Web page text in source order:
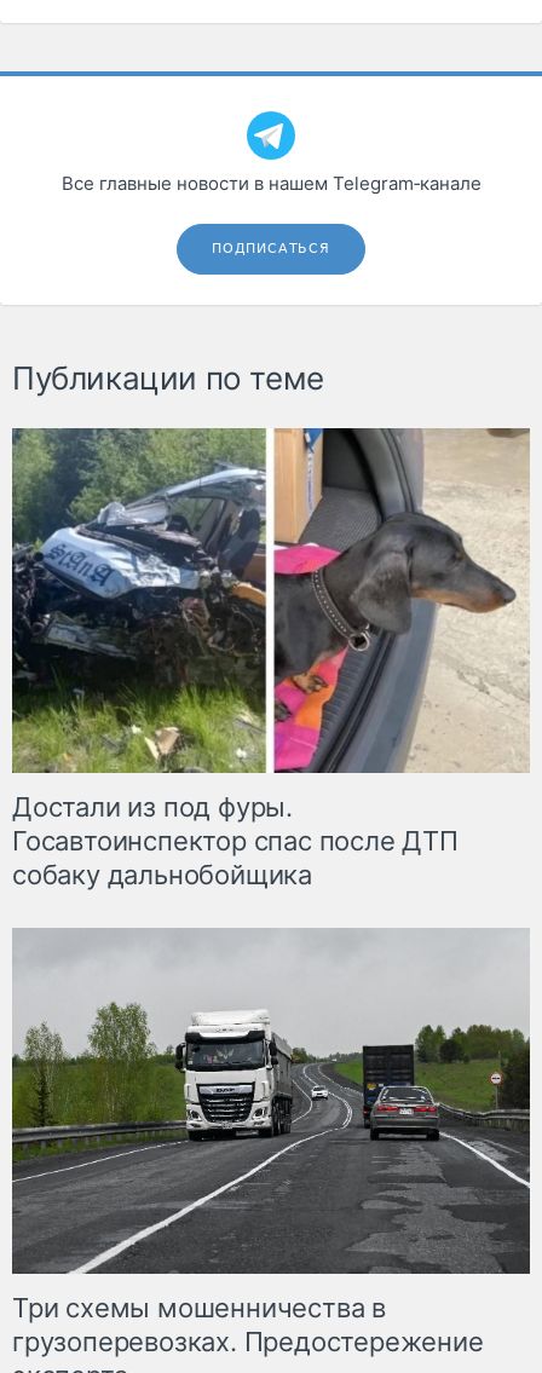
Все главные новости в нашем Telegram‑канале
ПОДПИСАТЬСЯ
Публикации по теме
Достали из под фуры.
Госавтоинспектор спас после ДТП
собаку дальнобойщика
Три схемы мошенничества в
грузоперевозках. Предостережение